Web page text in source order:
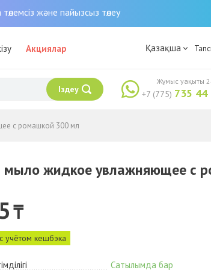
және пайызсыз төлеу
Акциялар Қазақша
Іздеу +7 (775) 735 44
Жұмыс уақыты
с ромашкой 300 мл
мыло жидкое увлажняющее с
₸
учётом кешбэка
Сатылымда бар